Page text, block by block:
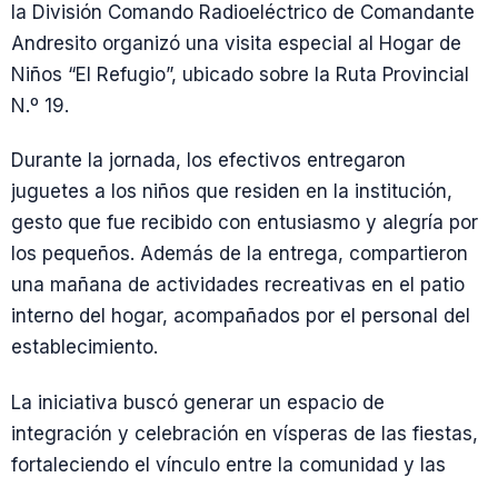
la División Comando Radioeléctrico de Comandante
Andresito organizó una visita especial al Hogar de
Niños “El Refugio”, ubicado sobre la Ruta Provincial
N.º 19.
Durante la jornada, los efectivos entregaron
juguetes a los niños que residen en la institución,
gesto que fue recibido con entusiasmo y alegría por
los pequeños. Además de la entrega, compartieron
una mañana de actividades recreativas en el patio
interno del hogar, acompañados por el personal del
establecimiento.
La iniciativa buscó generar un espacio de
integración y celebración en vísperas de las fiestas,
fortaleciendo el vínculo entre la comunidad y las